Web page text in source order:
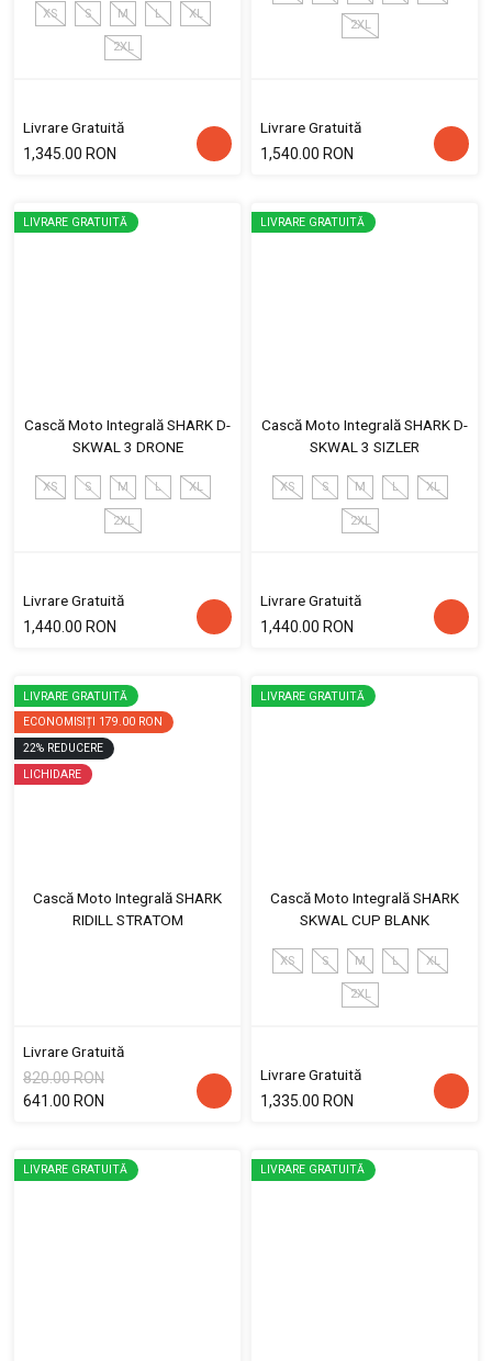
XS S M L XL
2XL
Livrare Gratuită
1,345.00 RON
2XL
Livrare Gratuită
1,540.00 RON
LIVRARE GRATUITĂ
Cască Moto Integrală SHARK D-
SKWAL 3 DRONE
XS S M L XL
2XL
Livrare Gratuită
1,440.00 RON
LIVRARE GRATUITĂ
Cască Moto Integrală SHARK D-
SKWAL 3 SIZLER
XS S M L XL
2XL
Livrare Gratuită
1,440.00 RON
LIVRARE GRATUITĂ
ECONOMISIȚI 179.00 RON
22% REDUCERE
LICHIDARE
Cască Moto Integrală SHARK
RIDILL STRATOM
Livrare Gratuită
820.00 RON
641.00 RON
LIVRARE GRATUITĂ
Cască Moto Integrală SHARK
SKWAL CUP BLANK
XS S M L XL
2XL
Livrare Gratuită
1,335.00 RON
LIVRARE GRATUITĂ LIVRARE GRATUITĂ